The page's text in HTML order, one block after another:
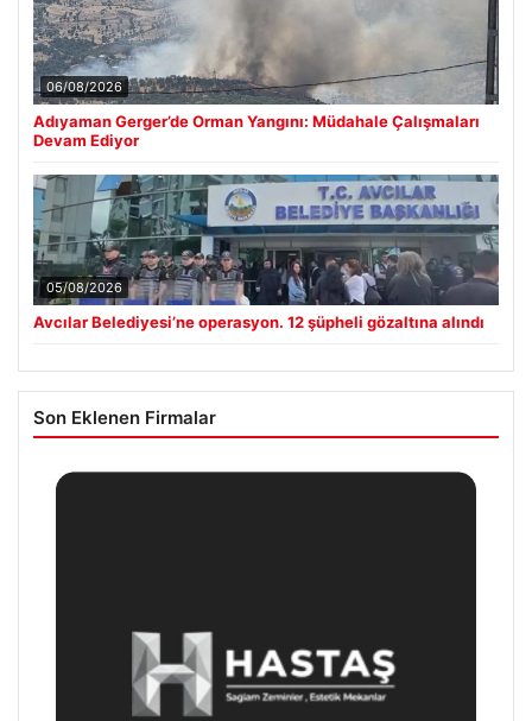
06/08/2026
Adıyaman Gerger’de Orman Yangını: Müdahale Çalışmaları
Devam Ediyor
05/08/2026
Avcılar Belediyesi’ne operasyon. 12 şüpheli gözaltına alındı
Son Eklenen Firmalar